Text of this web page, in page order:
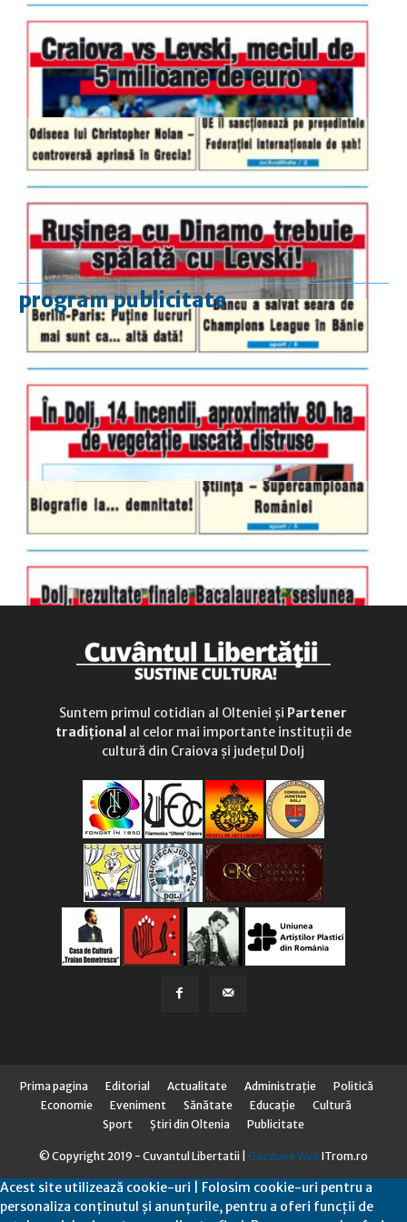
program publicitate
luni-vineri
9.00 - 17.00
duminică
9.00 - 12.00
Suntem primul cotidian al Olteniei și Partener
tradițional al celor mai importante instituții de
cultură din Craiova și județul Dolj
Prima pagina Editorial Actualitate Administraţie
Politică
Economie
Eveniment Sănătate Educaţie
Cultură
Sport
Știri din Oltenia Publicitate
© Copyright 2019 - Cuvantul Libertatii | Gazduire Web ITrom.ro
Acest site utilizează cookie-uri | Folosim cookie-uri pentru a
personaliza conținutul și anunțurile, pentru a oferi funcții de